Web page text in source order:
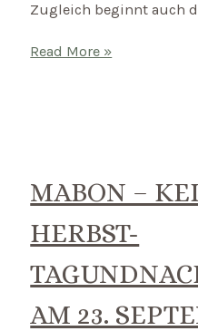
Zugleich beginnt auch
Samhain
31.
Oktober
Read More »
MABON –
HERBST-
AM 23.